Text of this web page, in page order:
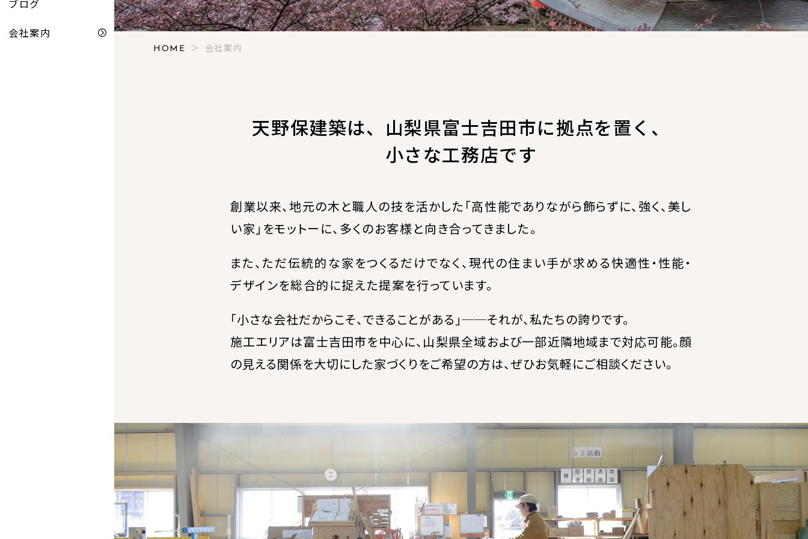
ブログ
会社案内
HOME 会社案内
天野保建築は、 山梨県富士吉田市に拠点を置く、
小さな工務店です
創業以来、地元の木と職人の技を活かした「高性能でありながら飾らずに、強く、美し
い家」をモットーに、多くのお客様と向き合ってきました。
また、ただ伝統的な家をつくるだけでなく、現代の住まい手が求める快適性・性能・
デザインを総合的に捉えた提案を行っています。
「小さな会社だからこそ、できることがある」──それが、私たちの誇りです。
施工エリアは富士吉田市を中心に、山梨県全域および一部近隣地域まで対応可能。顔
の見える関係を大切にした家づくりをご希望の方は、ぜひお気軽にご相談ください。